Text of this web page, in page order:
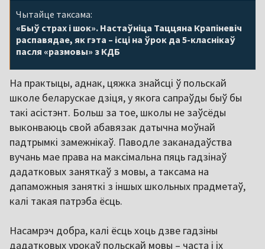
Чытайце таксама:
«Быў страх і шок». Настаўніца Таццяна Крапіневіч
распавядае, як гэта – ісці на ўрок да 5-класнікаў
пасля «размовы» з КДБ
На практыцы, аднак, цяжка знайсці ў польскай
школе беларускае дзіця, у якога сапраўды быў бы
такі асістэнт. Больш за тое, школы не заўсёды
выконваюць свой абавязак датычна моўнай
падтрымкі замежнікаў. Паводле заканадаўства
вучань мае права на максімальна пяць гадзінаў
дадатковых заняткаў з мовы, а таксама на
дапаможныя заняткі з іншых школьных прадметаў,
калі такая патрэба ёсць.
Насамрэч добра, калі ёсць хоць дзве гадзіны
дадатковых урокаў польскай мовы – часта і іх